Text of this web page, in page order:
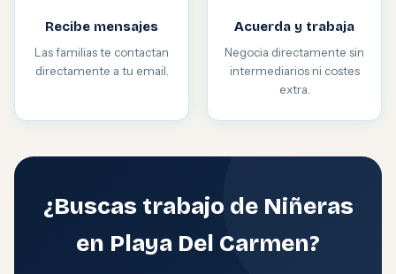
Recibe mensajes
Las familias te contactan
directamente a tu email.
Acuerda y trabaja
Negocia directamente sin
intermediarios ni costes
extra.
¿Buscas trabajo de Niñeras
en Playa Del Carmen?